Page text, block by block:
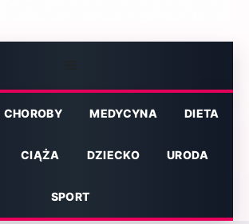
CHOROBY MEDYCYNA DIETA
CIĄŻA DZIECKO URODA
SPORT